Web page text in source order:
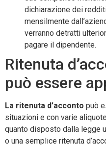
dichiarazione dei
mensilmente
verranno detratti
pagare il dipendente.
Ritenuta
può essere
La ritenuta d’acconto può
situazioni e con varie
quanto disposto dalla legge
o una semplice ritenuta